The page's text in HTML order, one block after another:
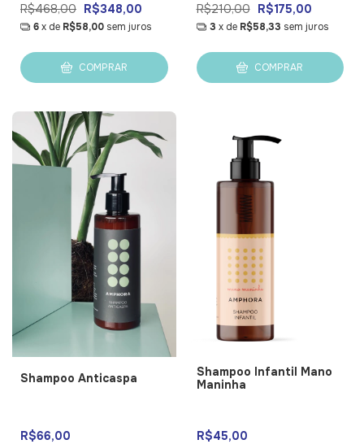
R$468,00 R$348,00
6x de R$58,00 sem juros
COMPRAR
R$210,00 R$175,00
3 x de R$58,33 sem juros
COMPRAR
Shampoo Anticaspa
R$66,00
Shampoo Infantil Mano
Maninha
R$45,00